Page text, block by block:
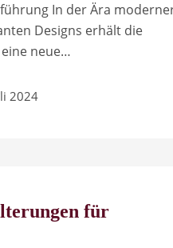
In der Ära
Designs erhält die
neue…
2024
für